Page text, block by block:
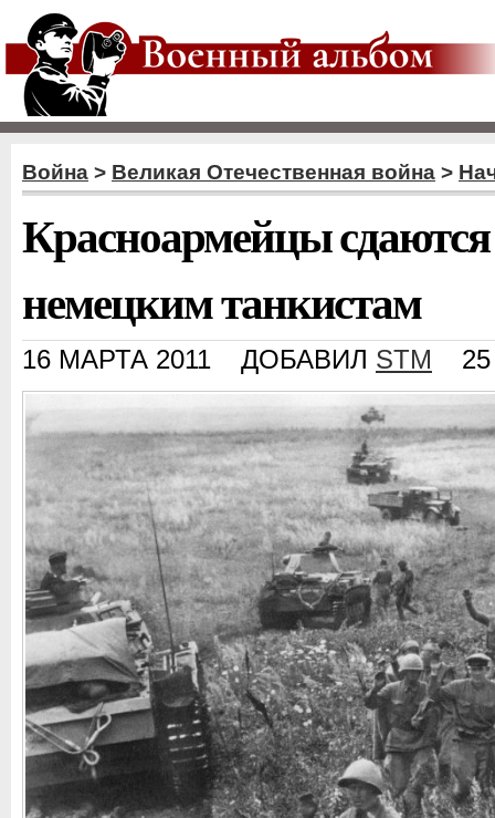
Война > Великая Отечественная война >
Красноармейцы
немецким танкистам
16 МАРТА 2011 ДОБАВИЛ STM